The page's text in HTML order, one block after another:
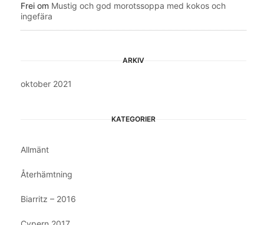
Frei om Mustig och god morotssoppa med kokos och
ingefära
ARKIV
oktober 2021
KATEGORIER
Allmänt
Återhämtning
Biarritz – 2016